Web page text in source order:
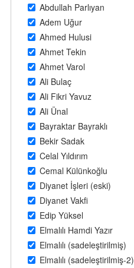
Abdullah Parlıyan
Adem Uğur
Ahmed Hulusi
Ahmet Tekin
Ahmet Varol
Ali Bulaç
Ali Fikri Yavuz
Ali Ünal
Bayraktar Bayraklı
Bekir Sadak
Celal Yıldırım
Cemal Külünkoğlu
Diyanet İşleri (eski)
Diyanet Vakfi
Edip Yüksel
Elmalılı Hamdi Yazır
Elmalılı (sadeleştirilmiş)
Elmalılı (sadeleştirilmiş-2)